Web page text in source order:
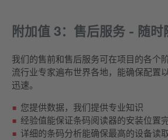
附加值 3：售后服务 - 随
我们的售前和售后服务可在项目的各个
流行业专家遍布世界各地，能确保配置
迅速。
您提供数据，我们提供专业知识
经验值能保证条码阅读器的安装位置
详细的条码分析能确保最高的设备读